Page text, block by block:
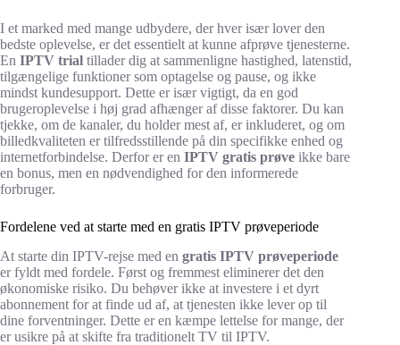
I et marked med mange udbydere, der hver især lover den
bedste oplevelse, er det essentielt at kunne afprøve tjenesterne.
En IPTV trial tillader dig at sammenligne hastighed, latenstid,
tilgængelige funktioner som optagelse og pause, og ikke
mindst kundesupport. Dette er især vigtigt, da en god
brugeroplevelse i høj grad afhænger af disse faktorer. Du kan
tjekke, om de kanaler, du holder mest af, er inkluderet, og om
billedkvaliteten er tilfredsstillende på din specifikke enhed og
internetforbindelse. Derfor er en IPTV gratis prøve ikke bare
en bonus, men en nødvendighed for den informerede
forbruger.
Fordelene ved at starte med en gratis IPTV prøveperiode
At starte din IPTV-rejse med en gratis IPTV prøveperiode
er fyldt med fordele. Først og fremmest eliminerer det den
økonomiske risiko. Du behøver ikke at investere i et dyrt
abonnement for at finde ud af, at tjenesten ikke lever op til
dine forventninger. Dette er en kæmpe lettelse for mange, der
er usikre på at skifte fra traditionelt TV til IPTV.